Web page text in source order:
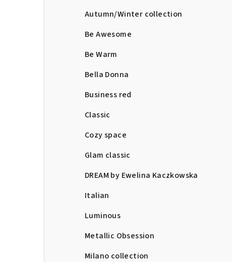
Autumn/Winter collection
Be Awesome
Be Warm
Bella Donna
Business red
Classic
Cozy space
Glam classic
DREAM by Ewelina Kaczkowska
Italian
Luminous
Metallic Obsession
Milano collection